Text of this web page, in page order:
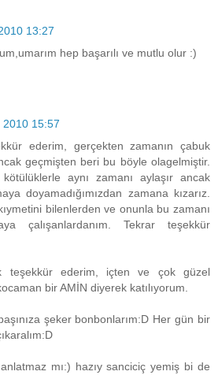
13:27
hep başarılı ve mutlu olur :)
2010 15:57
ederim, gerçekten zamanın çabuk
geçmişten beri bu böyle olagelmiştir.
aynı zamanı aylaşır ancak
doyamadığımızdan zamana kızarız.
bilenlerden ve onunla bu zamanı
çalışanlardanım. Tekrar teşekkür
teşekkür ederim, içten ve çok güzel
bir AMİN diyerek katılıyorum.
şeker bonbonlarım:D Her gün bir
mı:) hazıy sanciciç yemiş bi de